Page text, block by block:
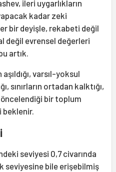
ileri uygarlıkların
kadar zeki
bir deyişle, rekabeti değil
değil evrensel değerleri
artık.
varsıl-yoksul
sınırların ortadan kalktığı,
bir toplum
beklenir.
seviyesi 0,7 civarında
seviyesine bile erişebilmiş